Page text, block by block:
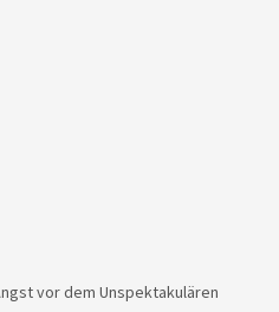
vor dem Unspektakulären